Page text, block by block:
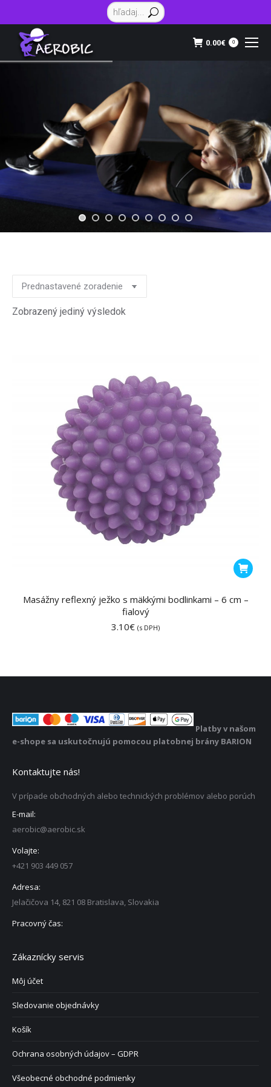
Vyhľadávanie:
0.00€ 0
Zobrazený jediný výsledok
Masážny reflexný ježko s mäkkými bodlinkami – 6 cm –
fialový
3.10€ (s DPH)
Platby v našom
e-shope sa uskutočnujú pomocou platobnej brány BARION
Kontaktujte nás!
V prípade obchodných alebo technických problémov alebo porúch
E-mail:
aerobic@aerobic.sk
Volajte:
+421 903 449 057
Adresa:
Jelačičova 14, 821 08 Bratislava, Slovakia
Pracovný čas:
Zákaznícky servis
Môj účet
Sledovanie objednávky
Košík
Ochrana osobných údajov – GDPR
Všeobecné obchodné podmienky